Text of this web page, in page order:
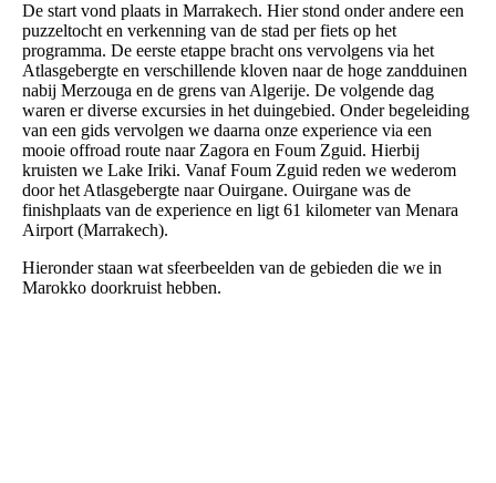
De start vond plaats in Marrakech. Hier stond onder andere een
puzzeltocht en verkenning van de stad per fiets op het
programma. De eerste etappe bracht ons vervolgens via het
Atlasgebergte en verschillende kloven naar de hoge zandduinen
nabij Merzouga en de grens van Algerije. De volgende dag
waren er diverse excursies in het duingebied. Onder begeleiding
van een gids vervolgen we daarna onze experience via een
mooie offroad route naar Zagora en Foum Zguid. Hierbij
kruisten we Lake Iriki. Vanaf Foum Zguid reden we wederom
door het Atlasgebergte naar Ouirgane. Ouirgane was de
finishplaats van de experience en ligt 61 kilometer van Menara
Airport (Marrakech).
Hieronder staan wat sfeerbeelden van de gebieden die we in
Marokko doorkruist hebben.